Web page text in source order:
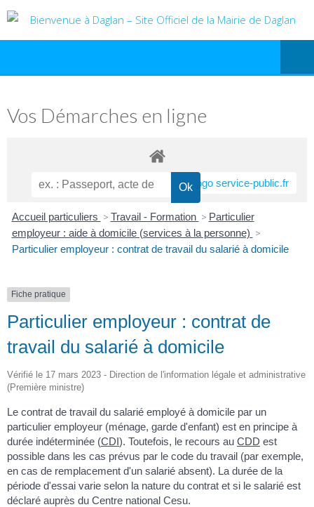
Vos Démarches en ligne
Accueil particuliers > Travail - Formation > Particulier
employeur : aide à domicile (services à la personne) >
Particulier employeur : contrat de travail du salarié à domicile
Fiche pratique
Particulier employeur : contrat de
travail du salarié à domicile
Vérifié le 17 mars 2023 - Direction de l'information légale et administrative
(Première ministre)
Le contrat de travail du salarié employé à domicile par un
particulier employeur (ménage, garde d'enfant) est en principe à
durée indéterminée (CDI). Toutefois, le recours au CDD est
possible dans les cas prévus par le code du travail (par exemple,
en cas de remplacement d'un salarié absent). La durée de la
période d'essai varie selon la nature du contrat et si le salarié est
déclaré auprès du Centre national Cesu.